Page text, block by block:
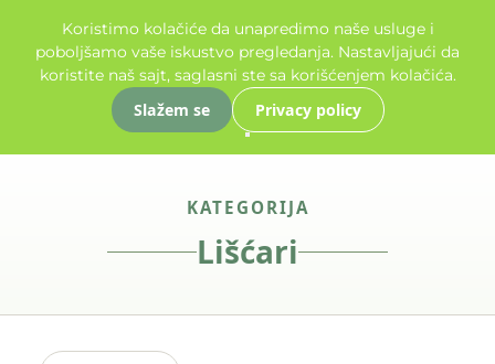
Pogledajte našu ponudu cveća Ovaj period je
KATEGORIJA
Lišćari
Koristimo kolačiće da unapredimo naše usluge i
poboljšamo vaše iskustvo pregledanja. Nastavljajući da
koristite naš sajt, saglasni ste sa korišćenjem kolačića.
Slažem se Privacy policy